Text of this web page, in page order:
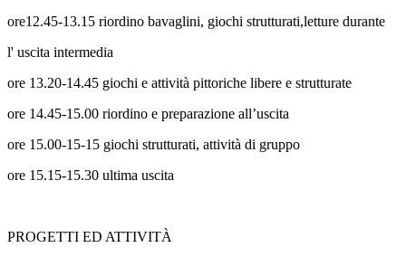
ore12.45-13.15 riordino bavaglini, giochi strutturati,letture durante
l' uscita intermedia
ore 13.20-14.45 giochi e attività pittoriche libere e strutturate
ore 14.45-15.00 riordino e preparazione all’uscita
ore 15.00-15-15 giochi strutturati, attività di gruppo
ore 15.15-15.30 ultima uscita
PROGETTI ED ATTIVITÀ